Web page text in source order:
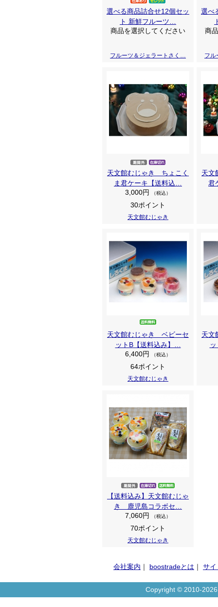
選べる商品詰合せ12個セッ
ト 新鮮フルーツ…
商品を選択してください
フルーツ＆ジェラートさく…
選べ
商
フ
天文館むじゃき ちょこく
ま君ケーキ【送料込…
3,000円
（税込）
30ポイント
天文館むじゃき
天文
君
天文館むじゃき ベビーセ
ットB【送料込み】…
6,400円
（税込）
64ポイント
天文館むじゃき
天文
【送料込み】天文館むじゃ
き 鹿児島コラボセ…
7,060円
（税込）
70ポイント
天文館むじゃき
会社案内 ｜ boostradeとは ｜ サイ
Copyright © 2010-